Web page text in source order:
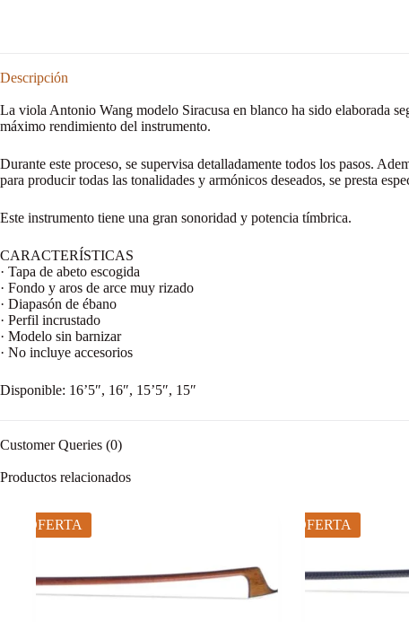
Descripción
La viola Antonio Wang modelo Siracusa en blanco ha sido elaborada
máximo rendimiento del instrumento.
Durante este proceso, se supervisa detalladamente todos los pasos.
para producir todas las tonalidades y armónicos deseados, se presta
Este instrumento tiene una gran sonoridad y potencia tímbrica.
CARACTERÍSTICAS
· Tapa de abeto escogida
· Fondo y aros de arce muy rizado
· Diapasón de ébano
· Perfil incrustado
· Modelo sin barnizar
· No incluye accesorios
Disponible: 16’5″, 16″, 15’5″, 15″
Customer Queries (0)
Productos relacionados
OFERTA OFERTA